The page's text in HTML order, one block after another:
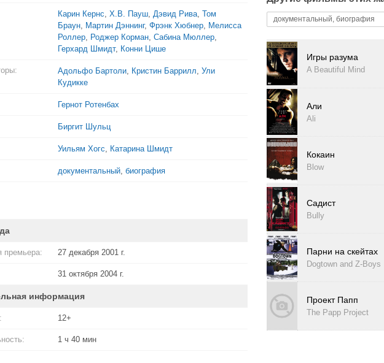
Карин Кернс, Х.В. Пауш, Дэвид Рива, Том
Браун, Мартин Дэннинг, Фрэнк Хюбнер, Мелисса
Роллер, Роджер Корман, Сабина Мюллер,
Герхард Шмидт, Конни Цише
Адольфо Бартоли, Кристин Баррилл, Ули
Кудикке
Гернот Ротенбах
Биргит Шульц
Уильям Хогс, Катарина Шмидт
документальный, биография
премьера: 27 декабря 2001 г.
31 октября 2004 г.
информация
12+
1 ч 40 мин
документальный, биография
Игры разума
A Beautiful Mind
Али
Ali
Кокаин
Blow
Садист
Bully
Парни на скейтах
Dogtown and Z-Boys
Проект Папп
The Papp Project